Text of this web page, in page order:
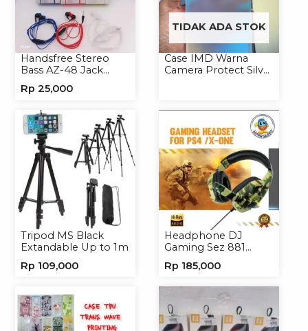
Handsfree Stereo
Bass AZ-48 Jack
Headset Headphone
Rp 25,000
TIDAK ADA STOK
Case IMD Warna
Camera Protect Silver
Tripod MS Black
Extandable Up to 1m
Rp 109,000
Headphone DJ
Gaming Sez 881
Headset
Rp 185,000